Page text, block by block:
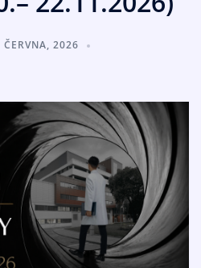
ČERVNA, 2026